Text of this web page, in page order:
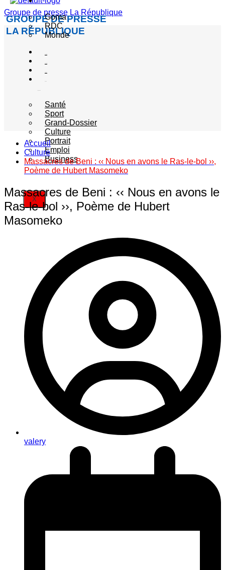
Groupe de presse La République
GROUPE DE PRESSE
LA RÉPUBLIQUE
Goma
RDC
Monde
Santé
Sport
Grand-Dossier
Culture
Portrait
Emploi
Business
X
Accueil
Culture
Massacres de Beni : ‹‹ Nous en avons le Ras-le-bol ››,
Poème de Hubert Masomeko
Massacres de Beni : ‹‹ Nous en avons le
Ras-le-bol ››, Poème de Hubert
Masomeko
valery